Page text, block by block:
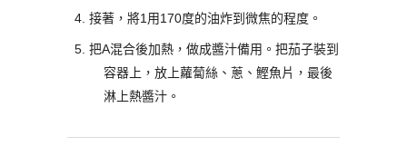
接著，將1用170度的油炸到微焦的程度。
把A混合後加熱，做成醬汁備用。把茄子裝到
容器上，放上蘿蔔絲、蔥、鰹魚片，最後
淋上熱醬汁。